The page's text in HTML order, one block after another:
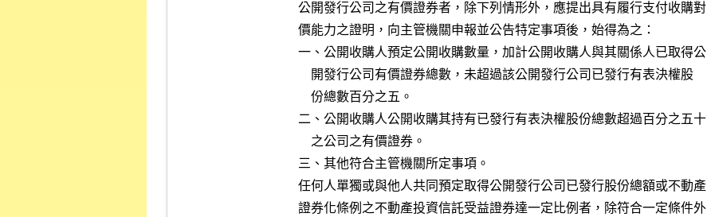
公開發行公司之有價證券者，除下列情形外，應提出具有履行支付收購對
價能力之證明，向主管機關申報並公告特定事項後，始得為之：
一、公開收購人預定公開收購數量，加計公開收購人與其關係人已取得公
二、公開收購人公開收購其持有已發行有表決權股份總數超過百分之五十
三、其他符合主管機關所定事項。
任何人單獨或與他人共同預定取得公開發行公司已發行股份總額或不動產
證券化條例之不動產投資信託受益證券達一定比例者，除符合一定條件外